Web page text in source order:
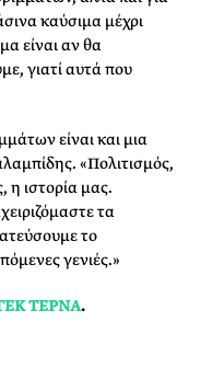
καύσιμα μέχρι
είναι αν θα
γιατί αυτά που
είναι και μια
«Πολιτισμός,
η ιστορία μας.
τα
το
γενιές.»
ΤΕΡΝΑ.